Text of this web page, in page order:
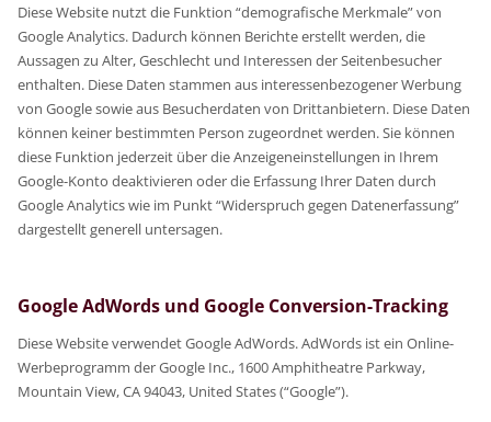
Diese Website nutzt die Funktion “demografische Merkmale” von
Google Analytics. Dadurch können Berichte erstellt werden, die
Aussagen zu Alter, Geschlecht und Interessen der Seitenbesucher
enthalten. Diese Daten stammen aus interessenbezogener Werbung
von Google sowie aus Besucherdaten von Drittanbietern. Diese Daten
können keiner bestimmten Person zugeordnet werden. Sie können
diese Funktion jederzeit über die Anzeigeneinstellungen in Ihrem
Google-Konto deaktivieren oder die Erfassung Ihrer Daten durch
Google Analytics wie im Punkt “Widerspruch gegen Datenerfassung”
dargestellt generell untersagen.
Google AdWords und Google Conversion-Tracking
Diese Website verwendet Google AdWords. AdWords ist ein Online-
Werbeprogramm der Google Inc., 1600 Amphitheatre Parkway,
Mountain View, CA 94043, United States (“Google”).